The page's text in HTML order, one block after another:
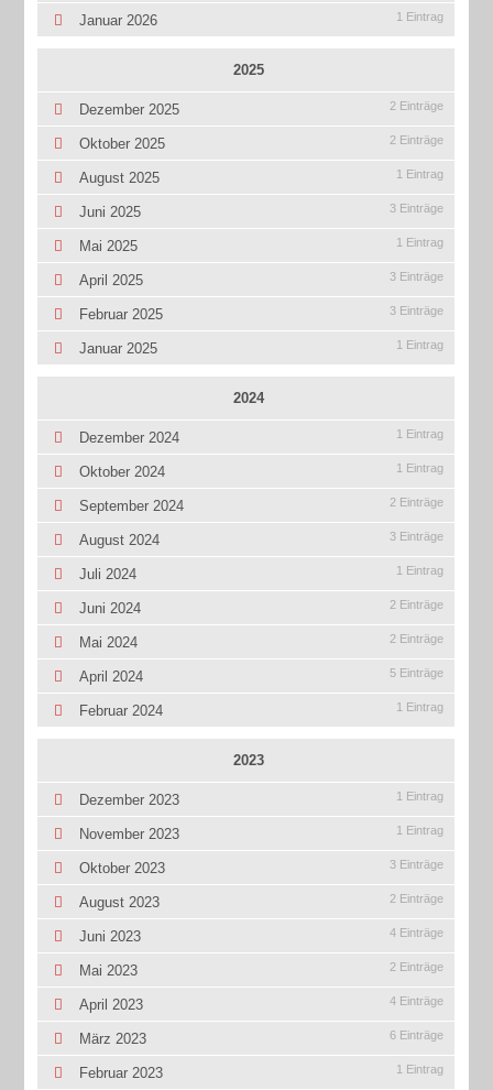
Januar 2026 1 Eintrag
2025
Dezember 2025 2 Einträge
Oktober 2025 2 Einträge
August 2025 1 Eintrag
Juni 2025 3 Einträge
Mai 2025 1 Eintrag
April 2025 3 Einträge
Februar 2025 3 Einträge
Januar 2025 1 Eintrag
2024
Dezember 2024 1 Eintrag
Oktober 2024 1 Eintrag
September 2024 2 Einträge
August 2024 3 Einträge
Juli 2024 1 Eintrag
Juni 2024 2 Einträge
Mai 2024 2 Einträge
April 2024 5 Einträge
Februar 2024 1 Eintrag
2023
Dezember 2023 1 Eintrag
November 2023 1 Eintrag
Oktober 2023 3 Einträge
August 2023 2 Einträge
Juni 2023 4 Einträge
Mai 2023 2 Einträge
April 2023 4 Einträge
März 2023 6 Einträge
Februar 2023 1 Eintrag